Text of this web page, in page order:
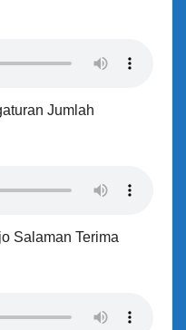
Jumlah
Salaman Terima